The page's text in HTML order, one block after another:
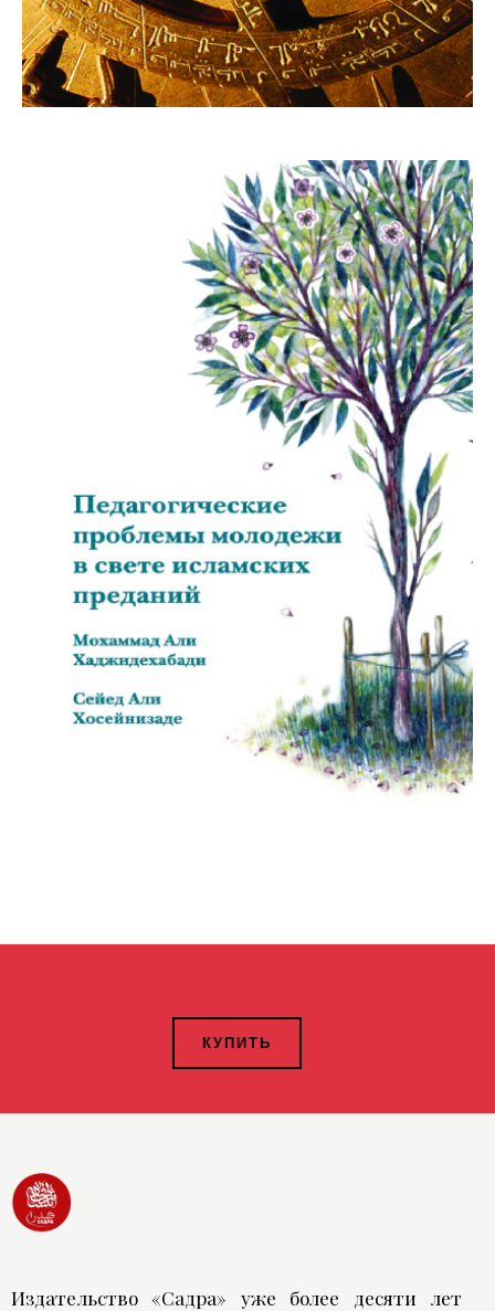
КУПИТЬ
Издательство «Садра» уже более десяти лет